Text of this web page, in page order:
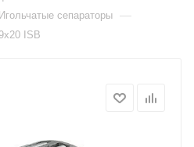
Игольчатые сепараторы —
ISB